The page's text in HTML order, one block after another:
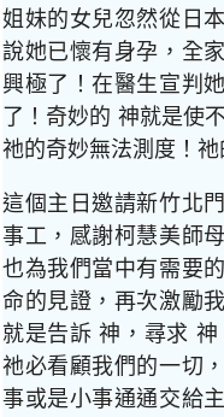
姐妹的女兒忽然從日
說她已懷有身孕，全
興極了！在醫生宣判
了！奇妙的 神就是使
祂的奇妙無法測度！祂
這個主日邀請新竹北
事工，感謝柯慧美師
也為我們當中有需要
命的見證，再次激勵
就是告訴 神，尋求 神
祂必看顧我們的一切
事或是小事通通交給